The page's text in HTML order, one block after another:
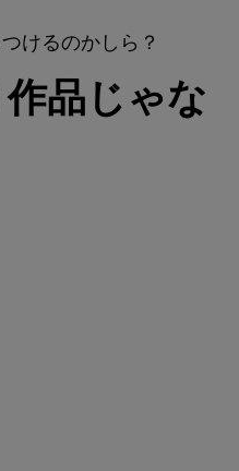
けるのかしら？
品じゃな